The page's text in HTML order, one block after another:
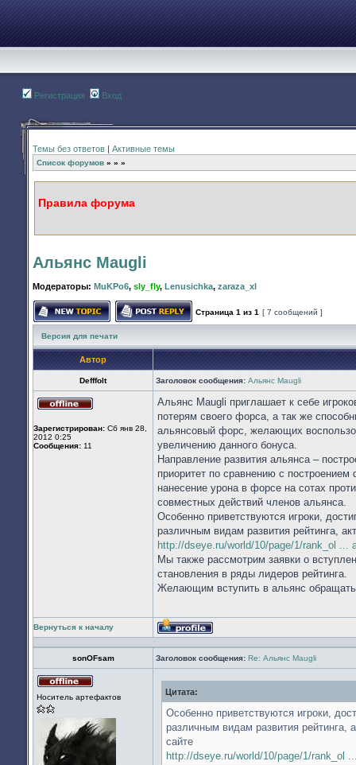
Регистрация Вход
Темы без ответов | Активные темы
Список форумов » » »
Правила форума
Альянс Maugli
Модераторы: MuKPo6, sly_fly, Lenusichka, zaraza_xl
Начать новую тему Ответить на тему
Страница 1 из 1 [ 7 сообщений ]
Версия для печати
Автор
Defffolt Заголовок сообщения: Альянс Maugli
сети
Зарегистрирован: Сб янв 28,
2012 0:25
Сообщения: 11
Альянс Maugli приглашает к себе
потерям своего форса, а так же
альянсовый форс, желающих
увеличению данного бонуса.
Направление развития альянса –
приоритет по сравнению с
нанесение урона в форсе на сотах
совместных действий членов альянса.
Особенно приветствуются игроки,
различным видам развития рейтинга,
http://dseye.ru/world/10/page/1/rank_ol ...
Мы также рассмотрим заявки о
становления в ряды лидеров рейтинга.
Желающим вступить в альянс
Вернуться к началу
Профиль
sonOFsam Заголовок сообщения: Re: Альянс Maugli
в
Носитель артефактов
Цитата:
Особенно приветствуются игроки,
различным видам развития рейтинга,
сайте
http://dseye.ru/world/10/page/1/rank_ol